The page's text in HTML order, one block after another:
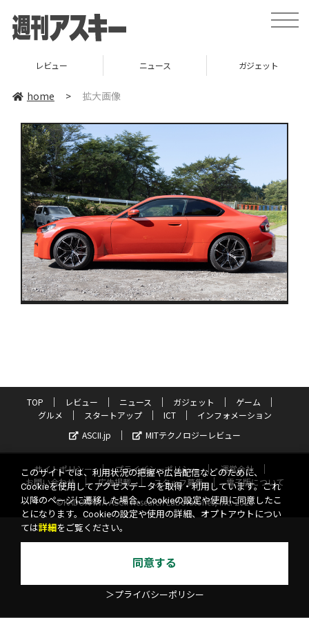
toggle
レビュー ニュース ガジェット
home > 拡大画像
TOP レビュー ニュース ガジェット
ゲーム
グルメ
スタートアップ ICT
インフォメーション
ASCII.jp
MITテクノロジーレビュー
サイトポリシー プライバシーポリシー
運営会社
お問い合わせ
広告掲載 スタッフ募集
電子版について
©KADOKAWA ASCII Research Laboratories, Inc. 2026
このサイトでは、利用状況の把握や広告配信などのために、
Cookieを使用してアクセスデータを取得・利用しています。これ
以降のページに遷移した場合、Cookieの設定や使用に同意したこ
とになります。Cookieの設定や使用の詳細、オプトアウトについ
ては詳細 をご覧ください。
同意する
＞プライバシーポリシー